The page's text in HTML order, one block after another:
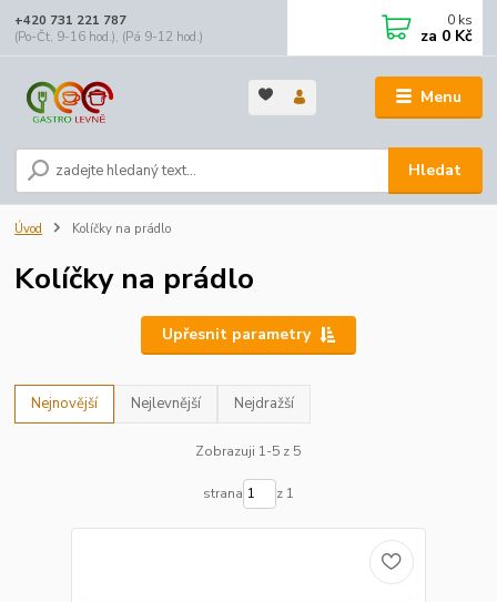
Menu
Hledat
+420 731 221 787
(Po-Čt, 9-16 hod.), (Pá 9-12 hod.)
0 ks
za 0 Kč
Úvod Kolíčky na prádlo
Kolíčky na prádlo
Upřesnit parametry
Nejnovější Nejlevnější Nejdražší
Zobrazuji 1-5 z 5
strana z 1